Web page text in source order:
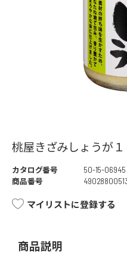
桃屋きざみしょうが
カタログ番号
50-15-06945
商品番号
マイリストに登録する
商品説明